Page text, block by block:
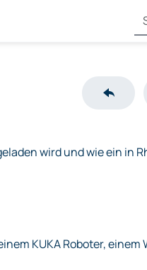
wird und wie ein in
KUKA Roboter, einem